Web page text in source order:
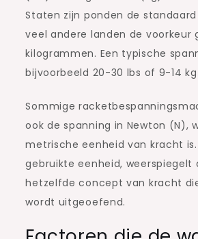
Staten zijn ponden de
veel andere landen de voorkeur
kilogrammen. Een typische
bijvoorbeeld 20-30 lbs of 9-14 kg
Sommige
ook de spanning in Newton (N),
metrische eenheid van kracht
gebruikte eenheid, weerspiegelt
hetzelfde concept van kracht
wordt uitgeoefend.